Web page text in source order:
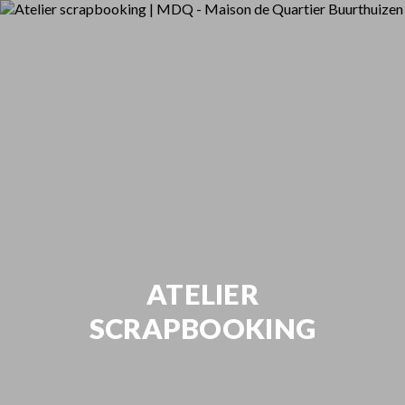
ATELIER
SCRAPBOOKING